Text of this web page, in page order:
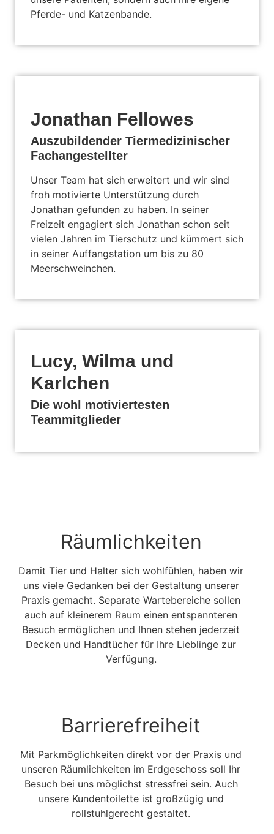
Pferde- und Katzenbande.
Jonathan Fellowes
Auszubildender Tiermedizinischer
Fachangestellter
Unser Team hat sich erweitert und wir sind
froh motivierte Unterstützung durch
Jonathan gefunden zu haben. In seiner
Freizeit engagiert sich Jonathan schon seit
vielen Jahren im Tierschutz und kümmert sich
in seiner Auffangstation um bis zu 80
Meerschweinchen.
Lucy, Wilma und
Karlchen
Die wohl motiviertesten
Teammitglieder
Räumlichkeiten
Damit Tier und Halter sich wohlfühlen, haben wir
uns viele Gedanken bei der Gestaltung unserer
Praxis gemacht. Separate Wartebereiche sollen
auch auf kleinerem Raum einen entspannteren
Besuch ermöglichen und Ihnen stehen jederzeit
Decken und Handtücher für Ihre Lieblinge zur
Verfügung.
Barrierefreiheit
Mit Parkmöglichkeiten direkt vor der Praxis und
unseren Räumlichkeiten im Erdgeschoss soll Ihr
Besuch bei uns möglichst stressfrei sein. Auch
unsere Kundentoilette ist großzügig und
rollstuhlgerecht gestaltet.